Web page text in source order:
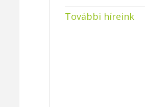
További híreink